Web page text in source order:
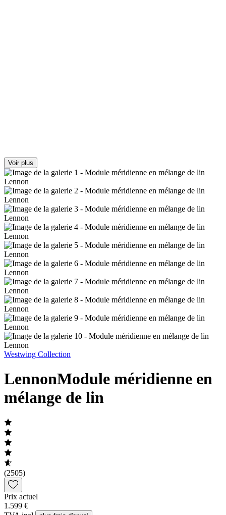
Voir plus
Westwing Collection
LennonModule méridienne en
mélange de lin
(2505)
Prix actuel
1.599 €